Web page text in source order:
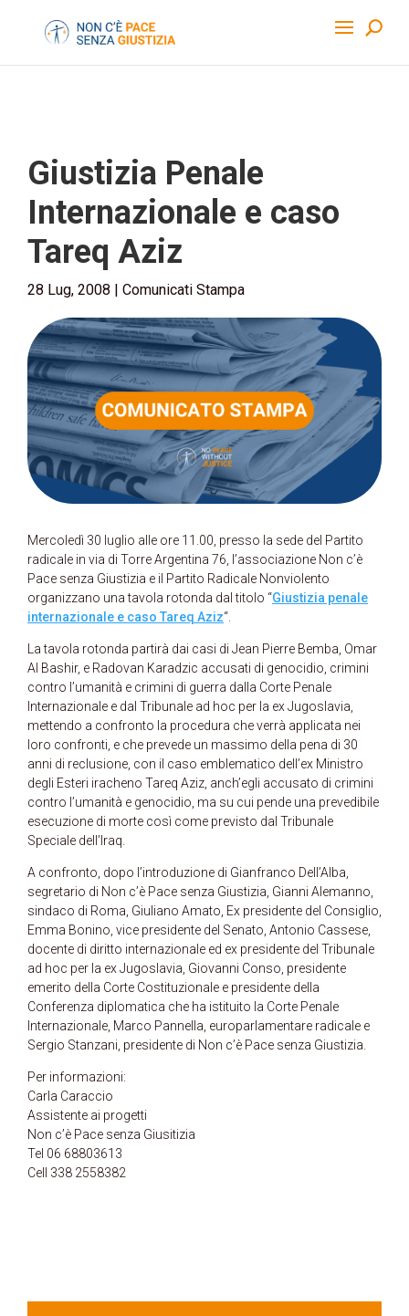
Giustizia Penale
Internazionale e caso
Tareq Aziz
28 Lug, 2008 | Comunicati Stampa
Mercoledì 30 luglio alle ore 11.00, presso la sede del Partito
radicale in via di Torre Argentina 76, l’associazione Non c’è
Pace senza Giustizia e il Partito Radicale Nonviolento
organizzano una tavola rotonda dal titolo “Giustizia penale
internazionale e caso Tareq Aziz“.
La tavola rotonda partirà dai casi di Jean Pierre Bemba, Omar
Al Bashir, e Radovan Karadzic accusati di genocidio, crimini
contro l’umanità e crimini di guerra dalla Corte Penale
Internazionale e dal Tribunale ad hoc per la ex Jugoslavia,
mettendo a confronto la procedura che verrà applicata nei
loro confronti, e che prevede un massimo della pena di 30
anni di reclusione, con il caso emblematico dell’ex Ministro
degli Esteri iracheno Tareq Aziz, anch’egli accusato di crimini
contro l’umanità e genocidio, ma su cui pende una prevedibile
esecuzione di morte così come previsto dal Tribunale
Speciale dell’Iraq.
A confronto, dopo l’introduzione di Gianfranco Dell’Alba,
segretario di Non c’è Pace senza Giustizia, Gianni Alemanno,
sindaco di Roma, Giuliano Amato, Ex presidente del Consiglio,
Emma Bonino, vice presidente del Senato, Antonio Cassese,
docente di diritto internazionale ed ex presidente del Tribunale
ad hoc per la ex Jugoslavia, Giovanni Conso, presidente
emerito della Corte Costituzionale e presidente della
Conferenza diplomatica che ha istituito la Corte Penale
Internazionale, Marco Pannella, europarlamentare radicale e
Sergio Stanzani, presidente di Non c’è Pace senza Giustizia.
Per informazioni:
Carla Caraccio
Assistente ai progetti
Non c’è Pace senza Giusitizia
Tel 06 68803613
Cell 338 2558382